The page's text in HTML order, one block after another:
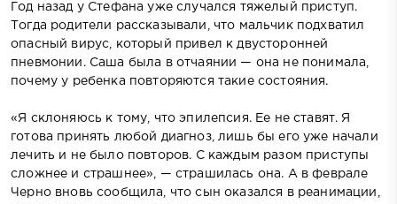
Год назад у Стефана уже случался тяжелый приступ.
Тогда родители рассказывали, что мальчик подхватил
опасный вирус, который привел к двусторонней
пневмонии. Саша была в отчаянии — она не понимала,
почему у ребенка повторяются такие состояния.
«Я склоняюсь к тому, что эпилепсия. Ее не ставят. Я
готова принять любой диагноз, лишь бы его уже начали
лечить и не было повторов. С каждым разом приступы
сложнее и страшнее», — страшилась она. А в феврале
Черно вновь сообщила, что сын оказался в реанимации,